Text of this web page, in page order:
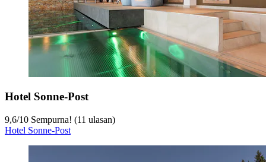
Hotel Sonne-Post
9,6/10 Sempurna! (11 ulasan)
Hotel Sonne-Post